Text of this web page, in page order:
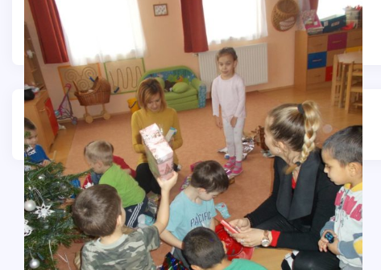
Bejegyzés
navigáció